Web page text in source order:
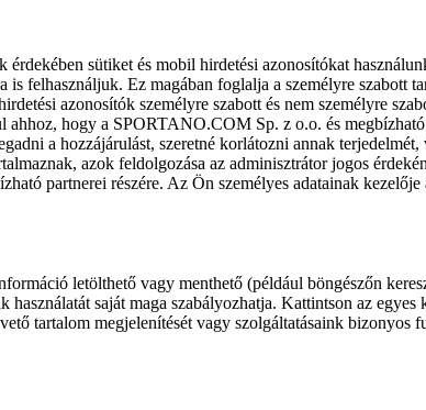
sütiket és mobil hirdetési azonosítókat
is felhasználjuk. Ez magában foglalja a személyre szabott
azonosítók személyre szabott és nem személyre
hogy a SPORTANO.COM Sp. z o.o. és
a hozzájárulást, szeretné korlátozni annak
azok feldolgozása az adminisztrátor jogos
partnerei részére. Az Ön személyes adatainak
letölthető vagy menthető (például böngészőn
saját maga szabályozhatja. Kattintson az
tartalom megjelenítését vagy szolgáltatásaink bizonyos